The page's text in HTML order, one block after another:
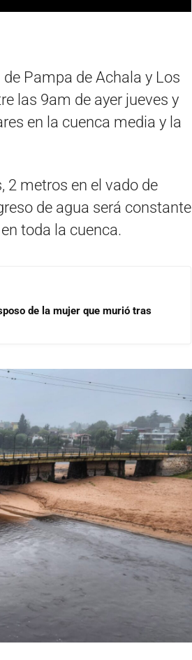
Pampa de Achala y Los
las 9am de ayer jueves y
en la cuenca media y la
2 metros en el vado de
de agua será constante
toda la cuenca.
de la mujer que murió tras